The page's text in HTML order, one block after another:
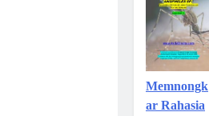
Memnongk
ar Rahasia